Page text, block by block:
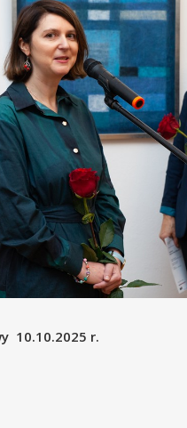
10.10.2025 r.